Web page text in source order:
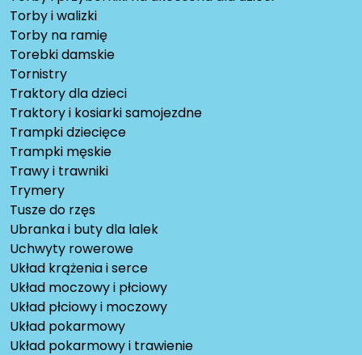
Torby i walizki
Torby na ramię
Torebki damskie
Tornistry
Traktory dla dzieci
Traktory i kosiarki samojezdne
Trampki dziecięce
Trampki męskie
Trawy i trawniki
Trymery
Tusze do rzęs
Ubranka i buty dla lalek
Uchwyty rowerowe
Układ krążenia i serce
Układ moczowy i płciowy
Układ płciowy i moczowy
Układ pokarmowy
Układ pokarmowy i trawienie